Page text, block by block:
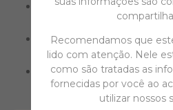
Confiança:Parceria sólida
Inovação:
novas tecnologias.
Responsabilidade:
bem-estar dos nossos
Recomendamos que
lido com atenção. Nele
como são tratadas as
fornecidas por você ao
utilizar nossos